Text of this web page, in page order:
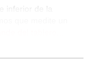
inferior de la